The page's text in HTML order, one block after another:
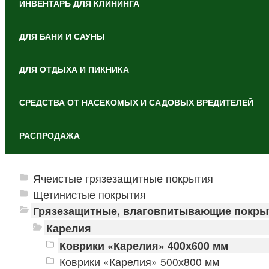
ИНВЕНТАРЬ ДЛЯ КЛИНИНГА
ДЛЯ БАНИ И САУНЫ
ДЛЯ ОТДЫХА И ПИКНИКА
СРЕДСТВА ОТ НАСЕКОМЫХ И САДОВЫХ ВРЕДИТЕЛЕЙ
РАСПРОДАЖА
Ячеистые грязезащитные покрытия
Щетинистые покрытия
Грязезащитные, влаговпитывающие
Карелия
Коврики «Карелия» 400х600 мм
Коврики «Карелия» 500х800 мм